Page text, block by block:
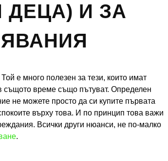
ЗА СЕВИЛЯ
ЗА ВАЛЕНСИЯ
СТАТИИ ЗА
СТАТИИ ЗА
ДЕЦА) И ЗА
е много полезен за тези, които имат
същото време също пътуват. Определен
не можете просто да си купите първата
върху това. И по принцип това важи
Всички други нюанси, не по-малко
.